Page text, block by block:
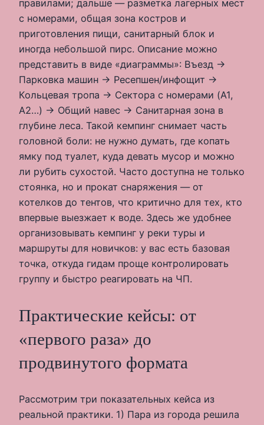
правилами; дальше — разметка лагерных мест
с номерами, общая зона костров и
приготовления пищи, санитарный блок и
иногда небольшой пирс. Описание можно
представить в виде «диаграммы»: Въезд →
Парковка машин → Ресепшен/инфощит →
Кольцевая тропа → Сектора с номерами (A1,
A2…) → Общий навес → Санитарная зона в
глубине леса. Такой кемпинг снимает часть
головной боли: не нужно думать, где копать
ямку под туалет, куда девать мусор и можно
ли рубить сухостой. Часто доступна не только
стоянка, но и прокат снаряжения — от
котелков до тентов, что критично для тех, кто
впервые выезжает к воде. Здесь же удобнее
организовывать кемпинг у реки туры и
маршруты для новичков: у вас есть базовая
точка, откуда гидам проще контролировать
группу и быстро реагировать на ЧП.
Практические кейсы: от
«первого раза» до
продвинутого формата
Рассмотрим три показательных кейса из
реальной практики. 1) Пара из города решила